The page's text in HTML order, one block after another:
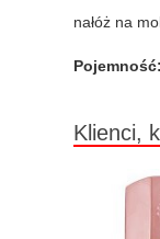
nałóż na
Pojemność:
Klienci,